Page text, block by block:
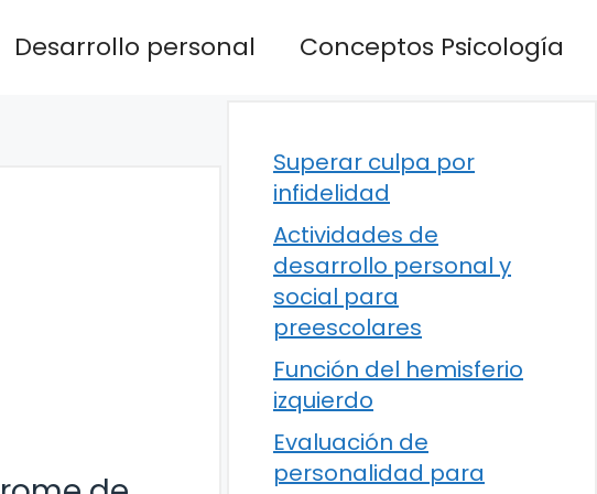
Desarrollo personal Conceptos Psicología
Superar culpa por
infidelidad
Actividades de
desarrollo personal y
social para
preescolares
Función del hemisferio
izquierdo
Evaluación de
personalidad para